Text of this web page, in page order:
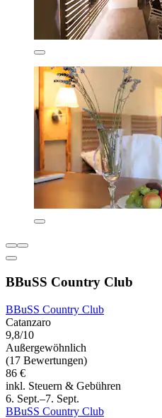
BBuSS Country Club
BBuSS Country Club
Catanzaro
9,8/10
Außergewöhnlich
(17 Bewertungen)
86 €
inkl. Steuern & Gebühren
6. Sept.–7. Sept.
BBuSS Country Club